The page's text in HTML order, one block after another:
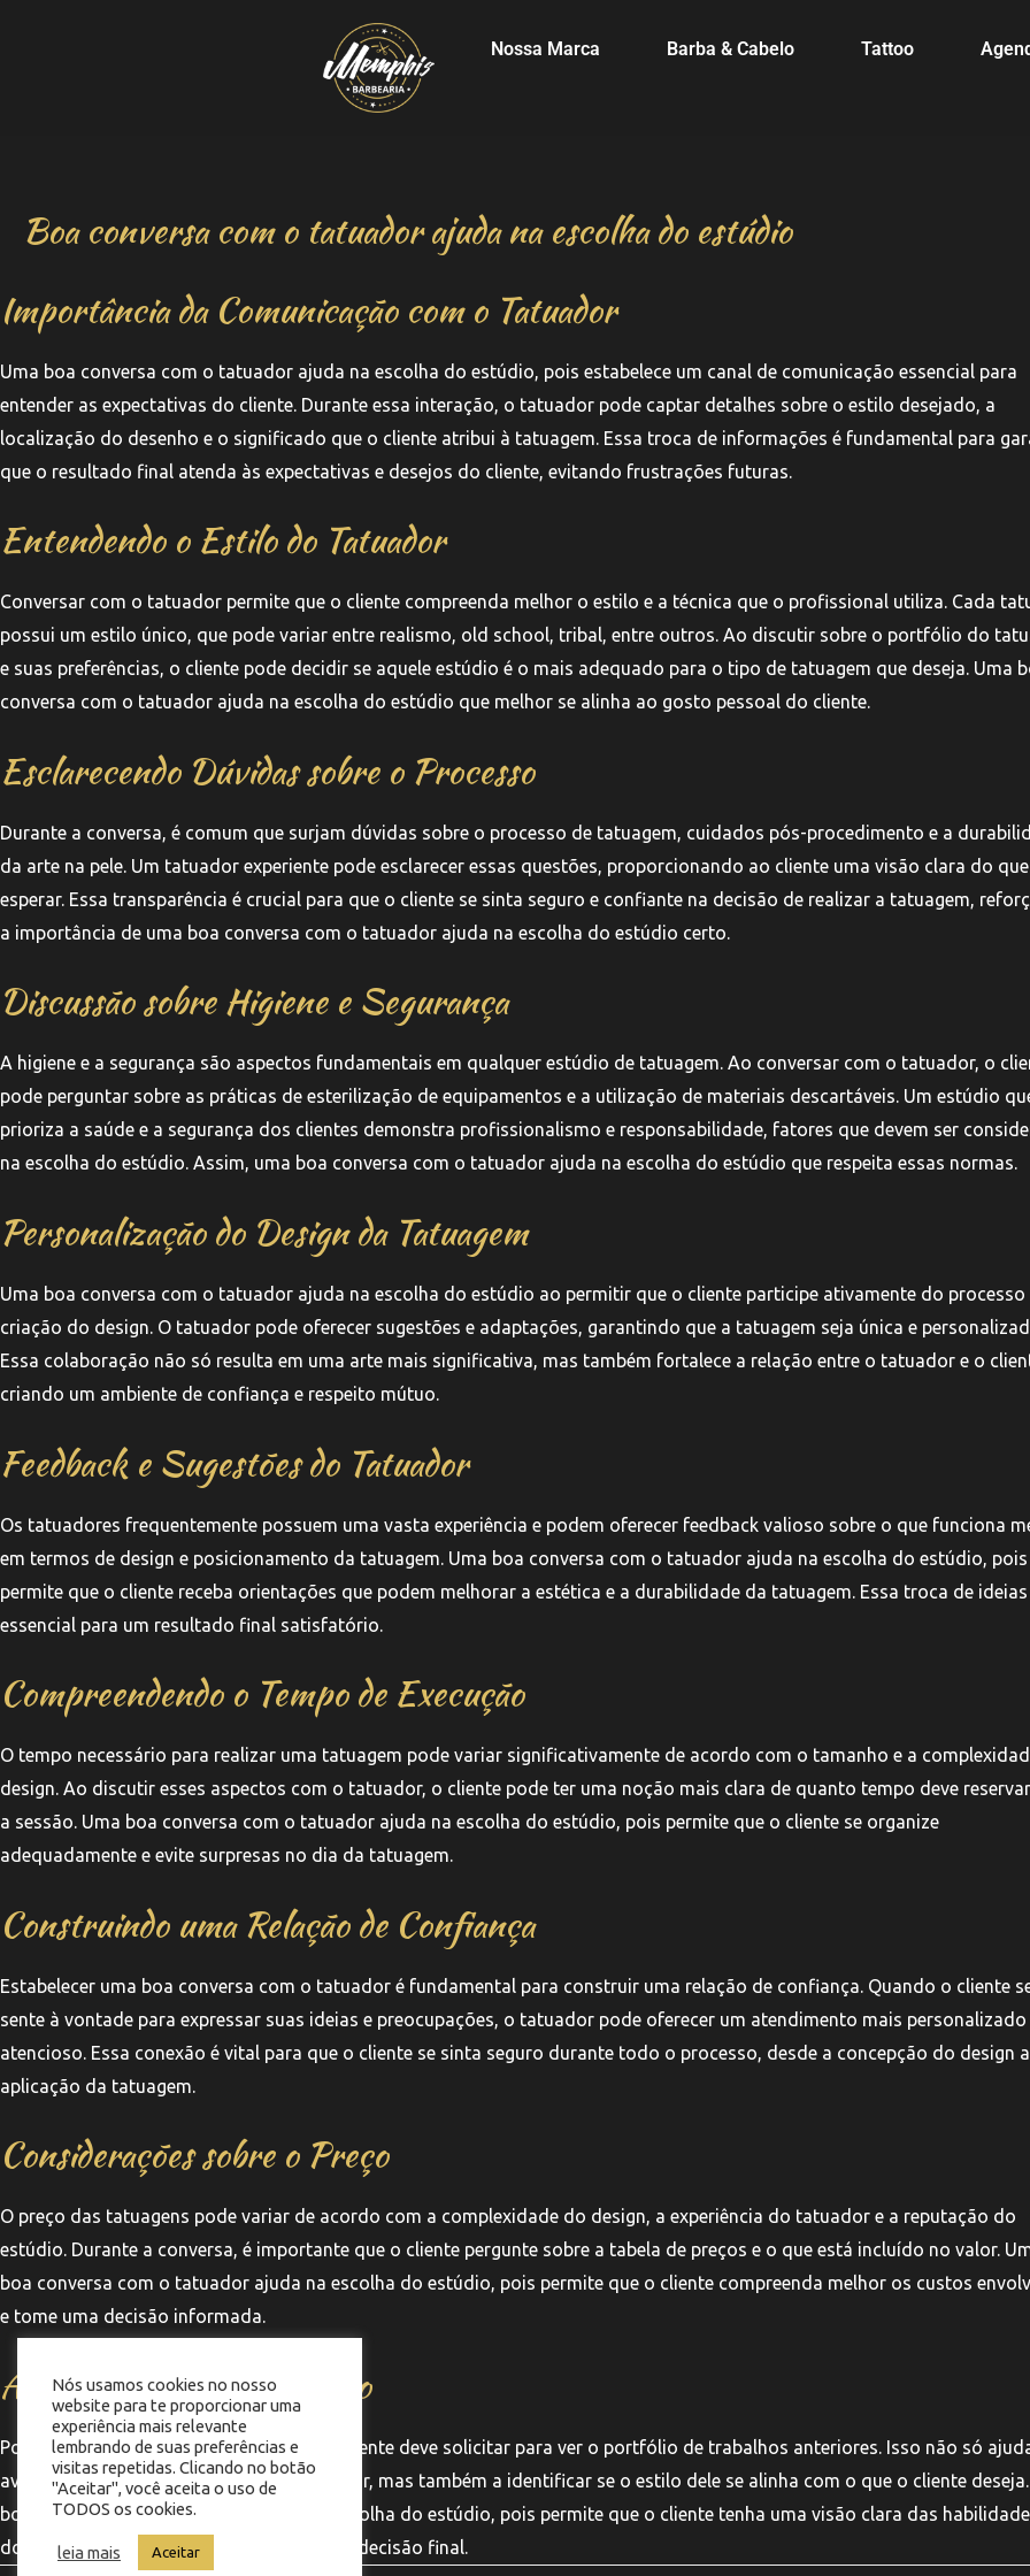
Nossa Marca Barba & Cabelo Tattoo
Boa conversa com o tatuador ajuda na escolha do estúdio
Importância da Comunicação com o Tatuador
Uma boa conversa com o tatuador ajuda na escolha do estúdio, pois estabelece um canal de comunicação essencial para
entender as expectativas do cliente. Durante essa interação, o tatuador pode captar detalhes sobre o estilo desejado, a
localização do desenho e o significado que o cliente atribui à tatuagem. Essa troca de informações é fundamental para
que o resultado final atenda às expectativas e desejos do cliente, evitando frustrações futuras.
Entendendo o Estilo do Tatuador
Conversar com o tatuador permite que o cliente compreenda melhor o estilo e a técnica que o profissional utiliza. Cada
possui um estilo único, que pode variar entre realismo, old school, tribal, entre outros. Ao discutir sobre o portfólio do
e suas preferências, o cliente pode decidir se aquele estúdio é o mais adequado para o tipo de tatuagem que deseja. Uma
conversa com o tatuador ajuda na escolha do estúdio que melhor se alinha ao gosto pessoal do cliente.
Esclarecendo Dúvidas sobre o Processo
Durante a conversa, é comum que surjam dúvidas sobre o processo de tatuagem, cuidados pós-procedimento e a
da arte na pele. Um tatuador experiente pode esclarecer essas questões, proporcionando ao cliente uma visão clara do que
esperar. Essa transparência é crucial para que o cliente se sinta seguro e confiante na decisão de realizar a tatuagem,
a importância de uma boa conversa com o tatuador ajuda na escolha do estúdio certo.
Discussão sobre Higiene e Segurança
A higiene e a segurança são aspectos fundamentais em qualquer estúdio de tatuagem. Ao conversar com o tatuador, o
pode perguntar sobre as práticas de esterilização de equipamentos e a utilização de materiais descartáveis. Um estúdio
prioriza a saúde e a segurança dos clientes demonstra profissionalismo e responsabilidade, fatores que devem ser
na escolha do estúdio. Assim, uma boa conversa com o tatuador ajuda na escolha do estúdio que respeita essas normas.
Personalização do Design da Tatuagem
Uma boa conversa com o tatuador ajuda na escolha do estúdio ao permitir que o cliente participe ativamente do processo
criação do design. O tatuador pode oferecer sugestões e adaptações, garantindo que a tatuagem seja única e
Essa colaboração não só resulta em uma arte mais significativa, mas também fortalece a relação entre o tatuador e o
criando um ambiente de confiança e respeito mútuo.
Feedback e Sugestões do Tatuador
Os tatuadores frequentemente possuem uma vasta experiência e podem oferecer feedback valioso sobre o que funciona
em termos de design e posicionamento da tatuagem. Uma boa conversa com o tatuador ajuda na escolha do estúdio, pois
permite que o cliente receba orientações que podem melhorar a estética e a durabilidade da tatuagem. Essa troca de ideias
essencial para um resultado final satisfatório.
Compreendendo o Tempo de Execução
O tempo necessário para realizar uma tatuagem pode variar significativamente de acordo com o tamanho e a
design. Ao discutir esses aspectos com o tatuador, o cliente pode ter uma noção mais clara de quanto tempo deve
a sessão. Uma boa conversa com o tatuador ajuda na escolha do estúdio, pois permite que o cliente se organize
adequadamente e evite surpresas no dia da tatuagem.
Construindo uma Relação de Confiança
Estabelecer uma boa conversa com o tatuador é fundamental para construir uma relação de confiança. Quando o cliente
sente à vontade para expressar suas ideias e preocupações, o tatuador pode oferecer um atendimento mais personalizado
atencioso. Essa conexão é vital para que o cliente se sinta seguro durante todo o processo, desde a concepção do design
aplicação da tatuagem.
Considerações sobre o Preço
O preço das tatuagens pode variar de acordo com a complexidade do design, a experiência do tatuador e a reputação do
estúdio. Durante a conversa, é importante que o cliente pergunte sobre a tabela de preços e o que está incluído no valor.
boa conversa com o tatuador ajuda na escolha do estúdio, pois permite que o cliente compreenda melhor os custos
e tome uma decisão informada.
A Importância do Portfólio
Por fim, ao conversar com o tatuador, o cliente deve solicitar para ver o portfólio de trabalhos anteriores. Isso não só
avaliar a qualidade do trabalho do tatuador, mas também a identificar se o estilo dele se alinha com o que o cliente
boa conversa com o tatuador ajuda na escolha do estúdio, pois permite que o cliente tenha uma visão clara das
do estilo do profissional antes de tomar a decisão final.
Nós usamos cookies no nosso
website para te proporcionar uma
experiência mais relevante
lembrando de suas preferências e
visitas repetidas. Clicando no botão
"Aceitar", você aceita o uso de
TODOS os cookies.
leia mais Aceitar